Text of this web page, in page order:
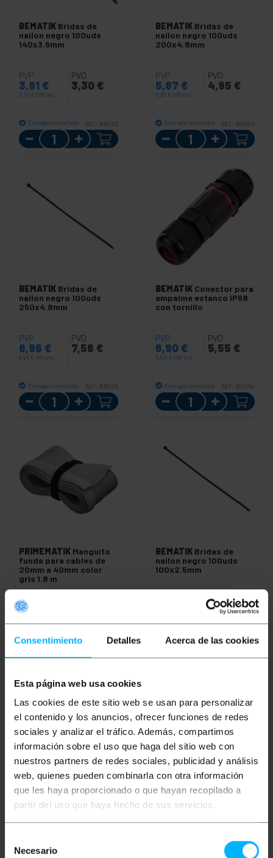
Consentimiento Detalles Acerca de las cookies
Esta página web usa cookies
Las cookies de este sitio web se usan para personalizar
el contenido y los anuncios, ofrecer funciones de redes
sociales y analizar el tráfico. Además, compartimos
información sobre el uso que haga del sitio web con
nuestros partners de redes sociales, publicidad y análisis
web, quienes pueden combinarla con otra información
que les haya proporcionado o que hayan recopilado a
partir del uso que haya hecho de sus servicios.
Necesario
BEMATIK Bridas de
nailon negro 100uds
140x3.6mm
PVP
3,91 €
3,91 € IVA inc.
PVD
3,30 €
Entrega inmediata REF: BR023
Cantidad
BEMATIK Bridas de
nailon negro 100uds
200x4.8mm
PVP
5,87 €
5,87 € IVA inc.
PVD
4,95 €
Entrega inmediata REF: BR024
Cantidad
BEMATIK Bridas de
nailon negro 100uds
250x4.8mm
PVP
8,96 €
8,96 € IVA inc.
PVD
7,56 €
Entrega inmediata REF: BR025
Cantidad
BEMATIK Conector para
empalme estanco IP68
con tornillo
PVP
6,90 €
6,90 € IVA inc.
PVD
5,55 €
Entrega inmediata REF: BS058
Cantidad
PRIMEMATIK Manguito
funda para cables de
20mm a 40mm color
gris 1.8 m
PVP
20,74
Cantidad
BEMATIK Bridas de
nailon negro 100uds
100x2.5mm
PVD
1,76€
Cantidad
Prensaestopas de
de cables. Funda blanca